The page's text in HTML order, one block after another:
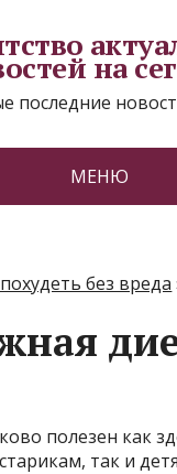
на
последние
МЕНЮ
без вреда
полезен как
так и